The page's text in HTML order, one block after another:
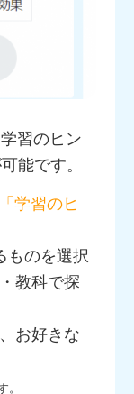
習のヒン
能です。
「学習のヒ
ものを選択
教科で探
お好きな
。